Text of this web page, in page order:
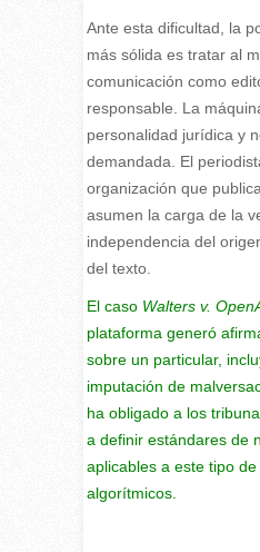
Ante esta dificultad, la
más sólida es tratar al
comunicación como
responsable. La
personalidad jurídica y
demandada. El
organización que
asumen la carga de la
independencia del
del texto.
El caso Walters v.
plataforma generó
sobre un particular,
imputación de
ha obligado a los
a definir estándares de
aplicables a este tipo
algorítmicos.